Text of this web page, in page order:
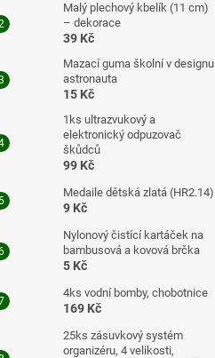
Malý plechový kbelík (11 cm)
– dekorace
39 Kč
Mazací guma školní v designu
astronauta
15 Kč
1ks ultrazvukový a
elektronický odpuzovač
škůdců
99 Kč
Medaile dětská zlatá (HR2.14)
9 Kč
Nylonový čistící kartáček na
bambusová a kovová brčka
5 Kč
4ks vodní bomby, chobotnice
169 Kč
25ks zásuvkový systém
organizéru, 4 velikosti,